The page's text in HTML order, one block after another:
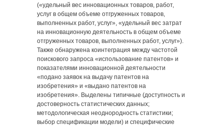
(«удельный вес инновационных товаров, работ,
услуг в общем объеме отгруженных товаров,
выполненных работ, услуг», «удельный вес затрат
на инновационную деятельность в общем объеме
отгруженных товаров, выполненных работ, услуг»).
Также обнаружена коинтеграция между частотой
поискового запроса «использование патентов» и
показателями инновационной деятельности
«подано заявок на выдачу патентов на
изобретения» и «выдано патентов на
изобретения». Выделены типичные (доступность и
достоверность статистических данных;
методологическая неоднородность статистики;
выбор спецификации модели) и специфические